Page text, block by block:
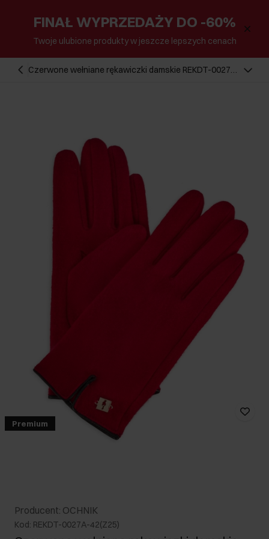
FINAŁ WYPRZEDAŻY DO -60%
Twoje ulubione produkty w jeszcze lepszych cenach
Czerwone wełniane rękawiczki damskie REKDT-0027A-
Premium
Producent: OCHNIK
Kod: REKDT-0027A-42(Z25)